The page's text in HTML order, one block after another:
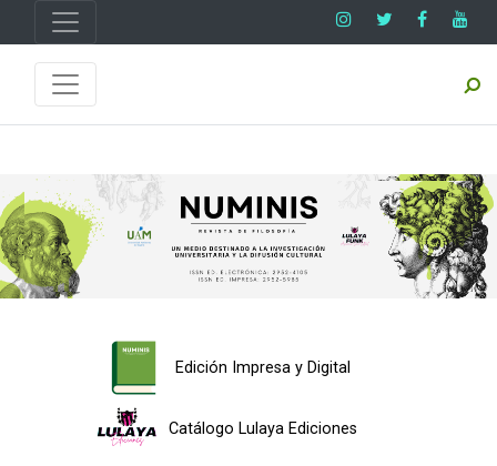
Edición Impresa y Digital
Catálogo Lulaya Ediciones